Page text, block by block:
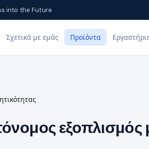
into the Future
Σχετικά με εμάς Προϊόντα
εξοπλισμός